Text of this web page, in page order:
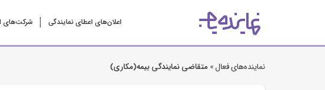
اعلان‌های اعطای نمایندگی شرکت‌‌های
نماینده‌های فعال » متقاضی نمایندگی بیمه(مکاری)